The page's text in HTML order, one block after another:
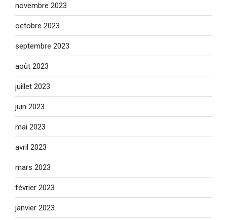
novembre 2023
octobre 2023
septembre 2023
août 2023
juillet 2023
juin 2023
mai 2023
avril 2023
mars 2023
février 2023
janvier 2023